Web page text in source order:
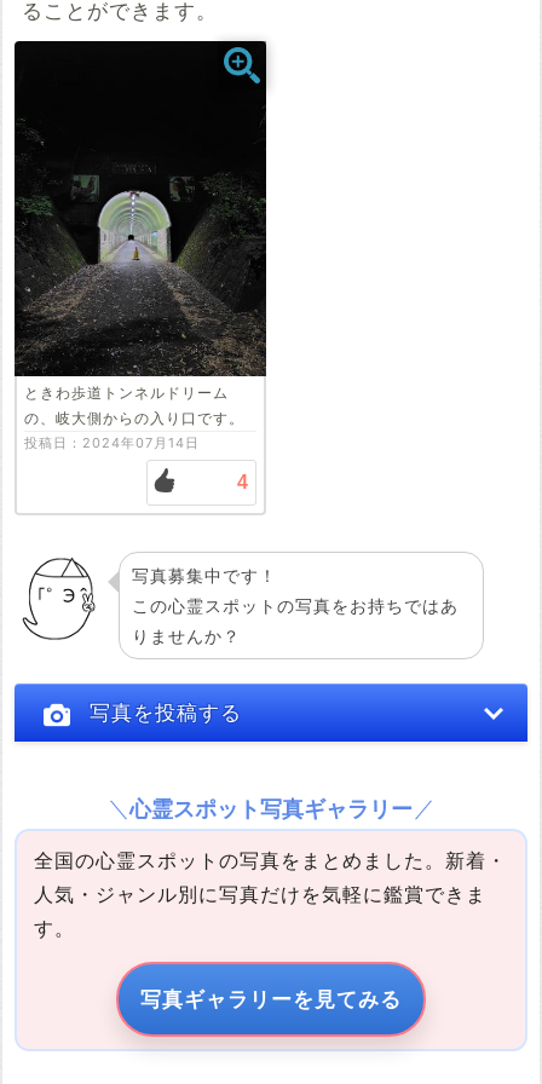
ることができます。
ときわ歩道トンネルドリーム
の、岐大側からの入り口です。
投稿日：2024年07月14日
4
写真募集中です！
この心霊スポットの写真をお持ちではあ
りませんか？
写真を投稿する
写真の説明
心霊スポット写真ギャラリー
全国の心霊スポットの写真をまとめました。新着・
人気・ジャンル別に写真だけを気軽に鑑賞できま
す。
写真ギャラリーを見てみる